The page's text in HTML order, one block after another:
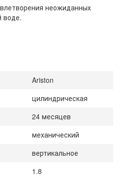
неожиданных
воде.
Ariston
цилиндрическая
24 месяцев
механический
вертикальное
1.8